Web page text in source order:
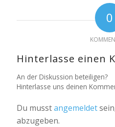
0
Hinterlasse einen
An der Diskussion beteiligen?
Hinterlasse uns deinen
Du musstangemeldet
abzugeben.